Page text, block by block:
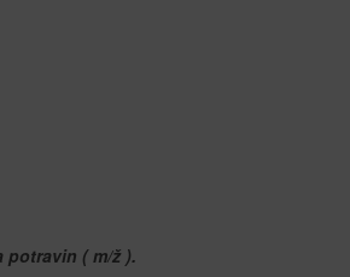
potravin ( m/ž ).